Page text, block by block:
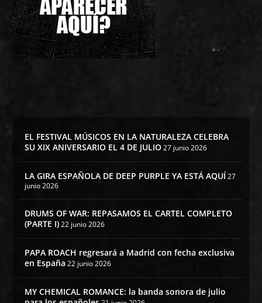
EL FESTIVAL MÚSICOS EN LA NATURALEZA CELEBRA
SU XIX ANIVERSARIO EL 4 DE JULIO 27 junio 2026
LA GIRA ESPAÑOLA DE DEEP PURPLE YA ESTÁ AQUÍ27
junio 2026
DRUMS OF WAR: REPASAMOS EL CARTEL COMPLETO
(PARTE I) 22 junio 2026
PAPA ROACH regresará a Madrid con fecha exclusiva
en España 22 junio 2026
MY CHEMICAL ROMANCE: la banda sonora de julio